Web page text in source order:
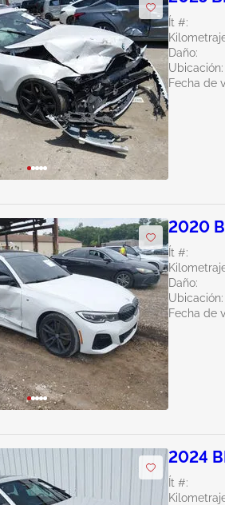
Ít #:
Daño:
Ubicación:
Fecha de
2020
Ít #:
Daño:
Ubicación:
Fecha de
2024
Ít #: